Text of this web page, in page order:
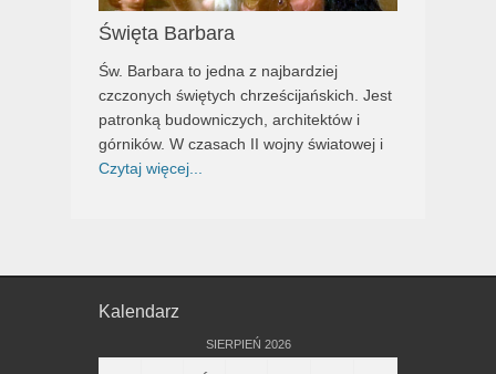
Święta Barbara
Św. Barbara to jedna z najbardziej
czczonych świętych chrześcijańskich. Jest
patronką budowniczych, architektów i
górników. W czasach II wojny światowej i
Czytaj więcej...
Kalendarz
SIERPIEŃ 2026